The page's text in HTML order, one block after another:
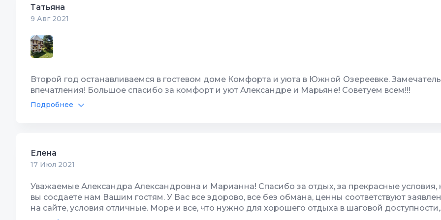
Татьяна
9 Авг 2021
Второй год останавливаемся в гостевом доме Комфорта и уюта в Южной Озереевке.
впечатления! Большое спасибо за комфорт и уют Александре и Марьяне! Советуем всем!!!
Подробнее
Елена
17 Июл 2021
Уважаемые Александра Александровна и Марианна! Спасибо за отдых, за прекрасные условия,
вы сосдаете нам Вашим гостям. У Вас все здорово, все без обмана, ценны соответствуют
на сайте, условия отличные. Море и все, что нужно для хорошего отдыха в шаговой доступности,